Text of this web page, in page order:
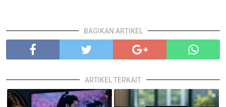
BAGIKAN ARTIKEL
ARTIKEL TERKAIT